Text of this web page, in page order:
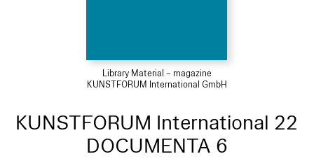
Library Material – magazine
KUNSTFORUM International GmbH
KUNSTFORUM International 22
DOCUMENTA 6